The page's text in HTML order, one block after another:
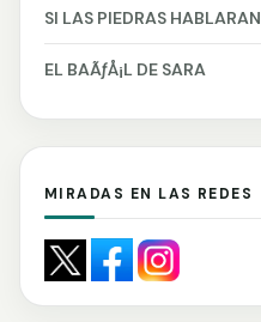
SI LAS PIEDRAS HABLARAN
EL BAÃƒÅ¡L DE SARA
MIRADAS EN LAS REDES